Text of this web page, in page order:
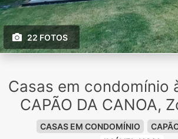
22 FOTOS
Casas em condomínio
CAPÃO DA CANOA,
CASAS EM CONDOMÍNIO